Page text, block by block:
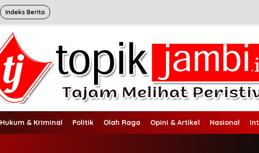
Indeks Berita
Hukum & Kriminal Politik Olah Raga Opini & Artikel Nasional